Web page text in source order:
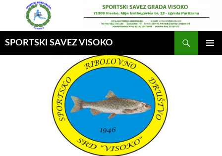
SPORTSKI SAVEZ VISOKO